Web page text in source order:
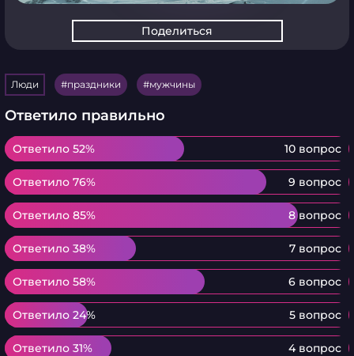
Поделиться
Люди праздники мужчины
Ответило правильно
Ответило 52% 10 вопрос
Ответило 52%
Ответило 76% 9 вопрос
Ответило 76%
Ответило 85% 8 вопрос
Ответило 85%
Ответило 38% 7 вопрос
Ответило 38%
Ответило 58% 6 вопрос
Ответило 58%
Ответило 24% 5 вопрос
Ответило 24%
Ответило 31% 4 вопрос
Ответило 31%